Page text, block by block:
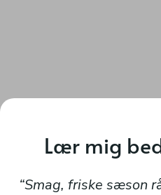
Lær mig
Smag, friske sæson